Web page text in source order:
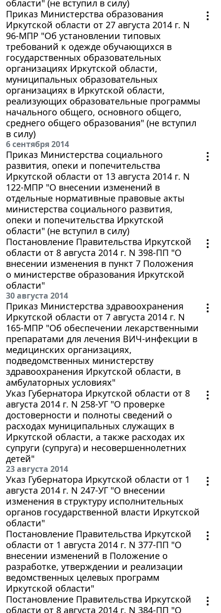
области" (не вступил в силу)
Приказ Министерства образования
Иркутской области от 27 августа 2014 г. N
96-МПР "Об установлении типовых
требований к одежде обучающихся в
государственных образовательных
организациях Иркутской области,
муниципальных образовательных
организациях в Иркутской области,
реализующих образовательные программы
начального общего, основного общего,
среднего общего образования" (не вступил
в силу)
6 сентября 2014
Приказ Министерства социального
развития, опеки и попечительства
Иркутской области от 13 августа 2014 г. N
122-МПР "О внесении изменений в
отдельные нормативные правовые акты
министерства социального развития,
опеки и попечительства Иркутской
области" (не вступил в силу)
Постановление Правительства Иркутской
области от 8 августа 2014 г. N 398-ПП "О
внесении изменения в пункт 7 Положения
о министерстве образования Иркутской
области"
30 августа 2014
Приказ Министерства здравоохранения
Иркутской области от 7 августа 2014 г. N
165-МПР "Об обеспечении лекарственными
препаратами для лечения ВИЧ-инфекции в
медицинских организациях,
подведомственных министерству
здравоохранения Иркутской области, в
амбулаторных условиях"
Указ Губернатора Иркутской области от 8
августа 2014 г. N 258-УГ "О проверке
достоверности и полноты сведений о
расходах муниципальных служащих в
Иркутской области, а также расходах их
супруги (супруга) и несовершеннолетних
детей"
23 августа 2014
Указ Губернатора Иркутской области от 1
августа 2014 г. N 247-УГ "О внесении
изменения в структуру исполнительных
органов государственной власти Иркутской
области"
Постановление Правительства Иркутской
области от 1 августа 2014 г. N 377-ПП "О
внесении изменений в Положение о
разработке, утверждении и реализации
ведомственных целевых программ
Иркутской области"
Постановление Правительства Иркутской
области от 8 августа 2014 г. N 384-ПП "О